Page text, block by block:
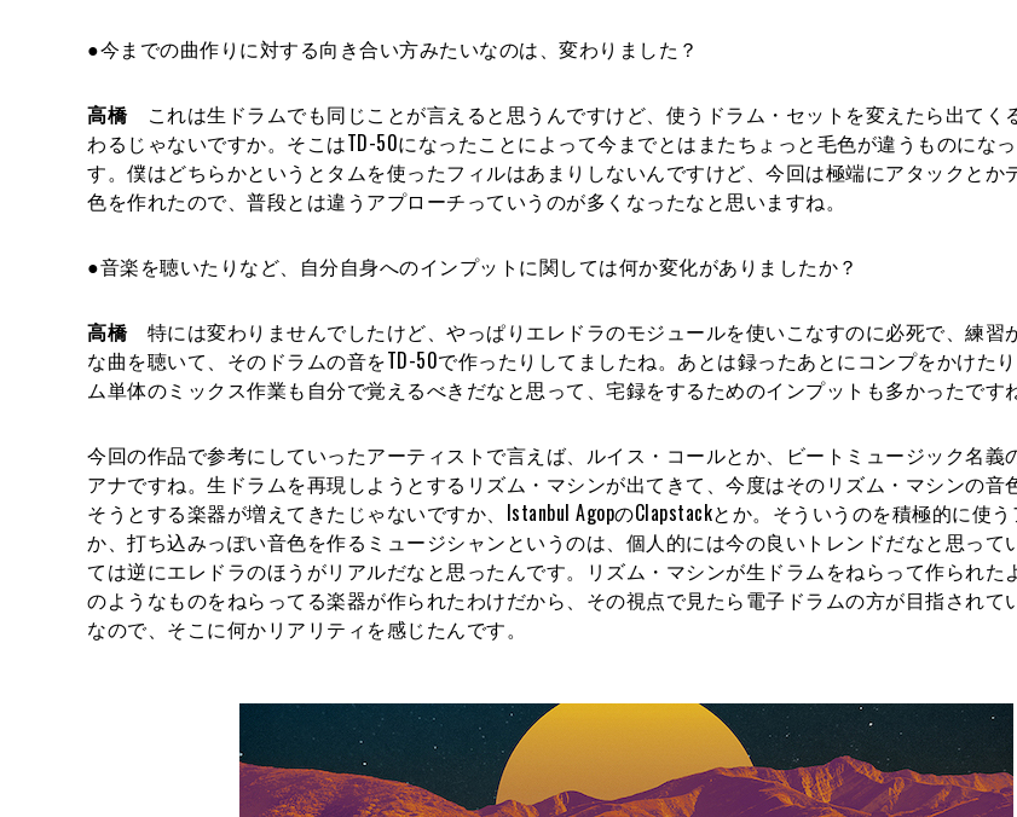
●今までの曲作りに対する向き合い方みたいなのは、変わりました？
高橋これは生ドラムでも同じことが言えると思うんですけど、使うドラム・セットを変えたら出てく
わるじゃないですか。そこはTD-50になったことによって今までとはまたちょっと毛色が違うものにな
す。僕はどちらかというとタムを使ったフィルはあまりしないんですけど、今回は極端にアタックとか
色を作れたので、普段とは違うアプローチっていうのが多くなったなと思いますね。
●音楽を聴いたりなど、自分自身へのインプットに関しては何か変化がありましたか？
高橋特には変わりませんでしたけど、やっぱりエレドラのモジュールを使いこなすのに必死で、練習
な曲を聴いて、そのドラムの音をTD-50で作ったりしてましたね。あとは録ったあとにコンプをかけた
ム単体のミックス作業も自分で覚えるべきだなと思って、宅録をするためのインプットも多かったですね
今回の作品で参考にしていったアーティストで言えば、ルイス・コールとか、ビートミュージック名義
アナですね。生ドラムを再現しようとするリズム・マシンが出てきて、今度はそのリズム・マシンの音
そうとする楽器が増えてきたじゃないですか、Istanbul AgopのClapstackとか。そういうのを積極的に使
か、打ち込みっぽい音色を作るミュージシャンというのは、個人的には今の良いトレンドだなと思って
ては逆にエレドラのほうがリアルだなと思ったんです。リズム・マシンが生ドラムをねらって作られた
のようなものをねらってる楽器が作られたわけだから、その視点で見たら電子ドラムの方が目指されて
なので、そこに何かリアリティを感じたんです。